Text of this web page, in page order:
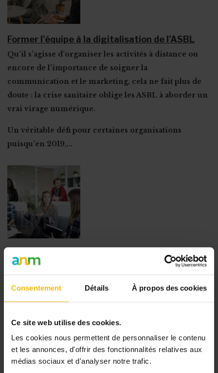
Consentement Détails À propos des cookies
Ce site web utilise des cookies.
Les cookies nous permettent de personnaliser le contenu
et les annonces, d'offrir des fonctionnalités relatives aux
médias sociaux et d'analyser notre trafic.
Former l’équipe à la digitalisation de l’ASBL
Qu’il s’agisse d’organiser les activités à distance ou
encore de l’importance de soigner la
communication et le marketing, cela ne fait plus de
doute : la crise sanitaire oblige les ASBL à aborder un
vrai virage numérique.
Un véritable défi pour certaines organisations
puisqu’en 2019,...
Survivre à la crise sanitaire : la résilience fera
la différence
article intitulé «
ASBL et coronavirus : transformer la
l’après-crise », à mille lieux d’imaginer que,
quasiment une année...